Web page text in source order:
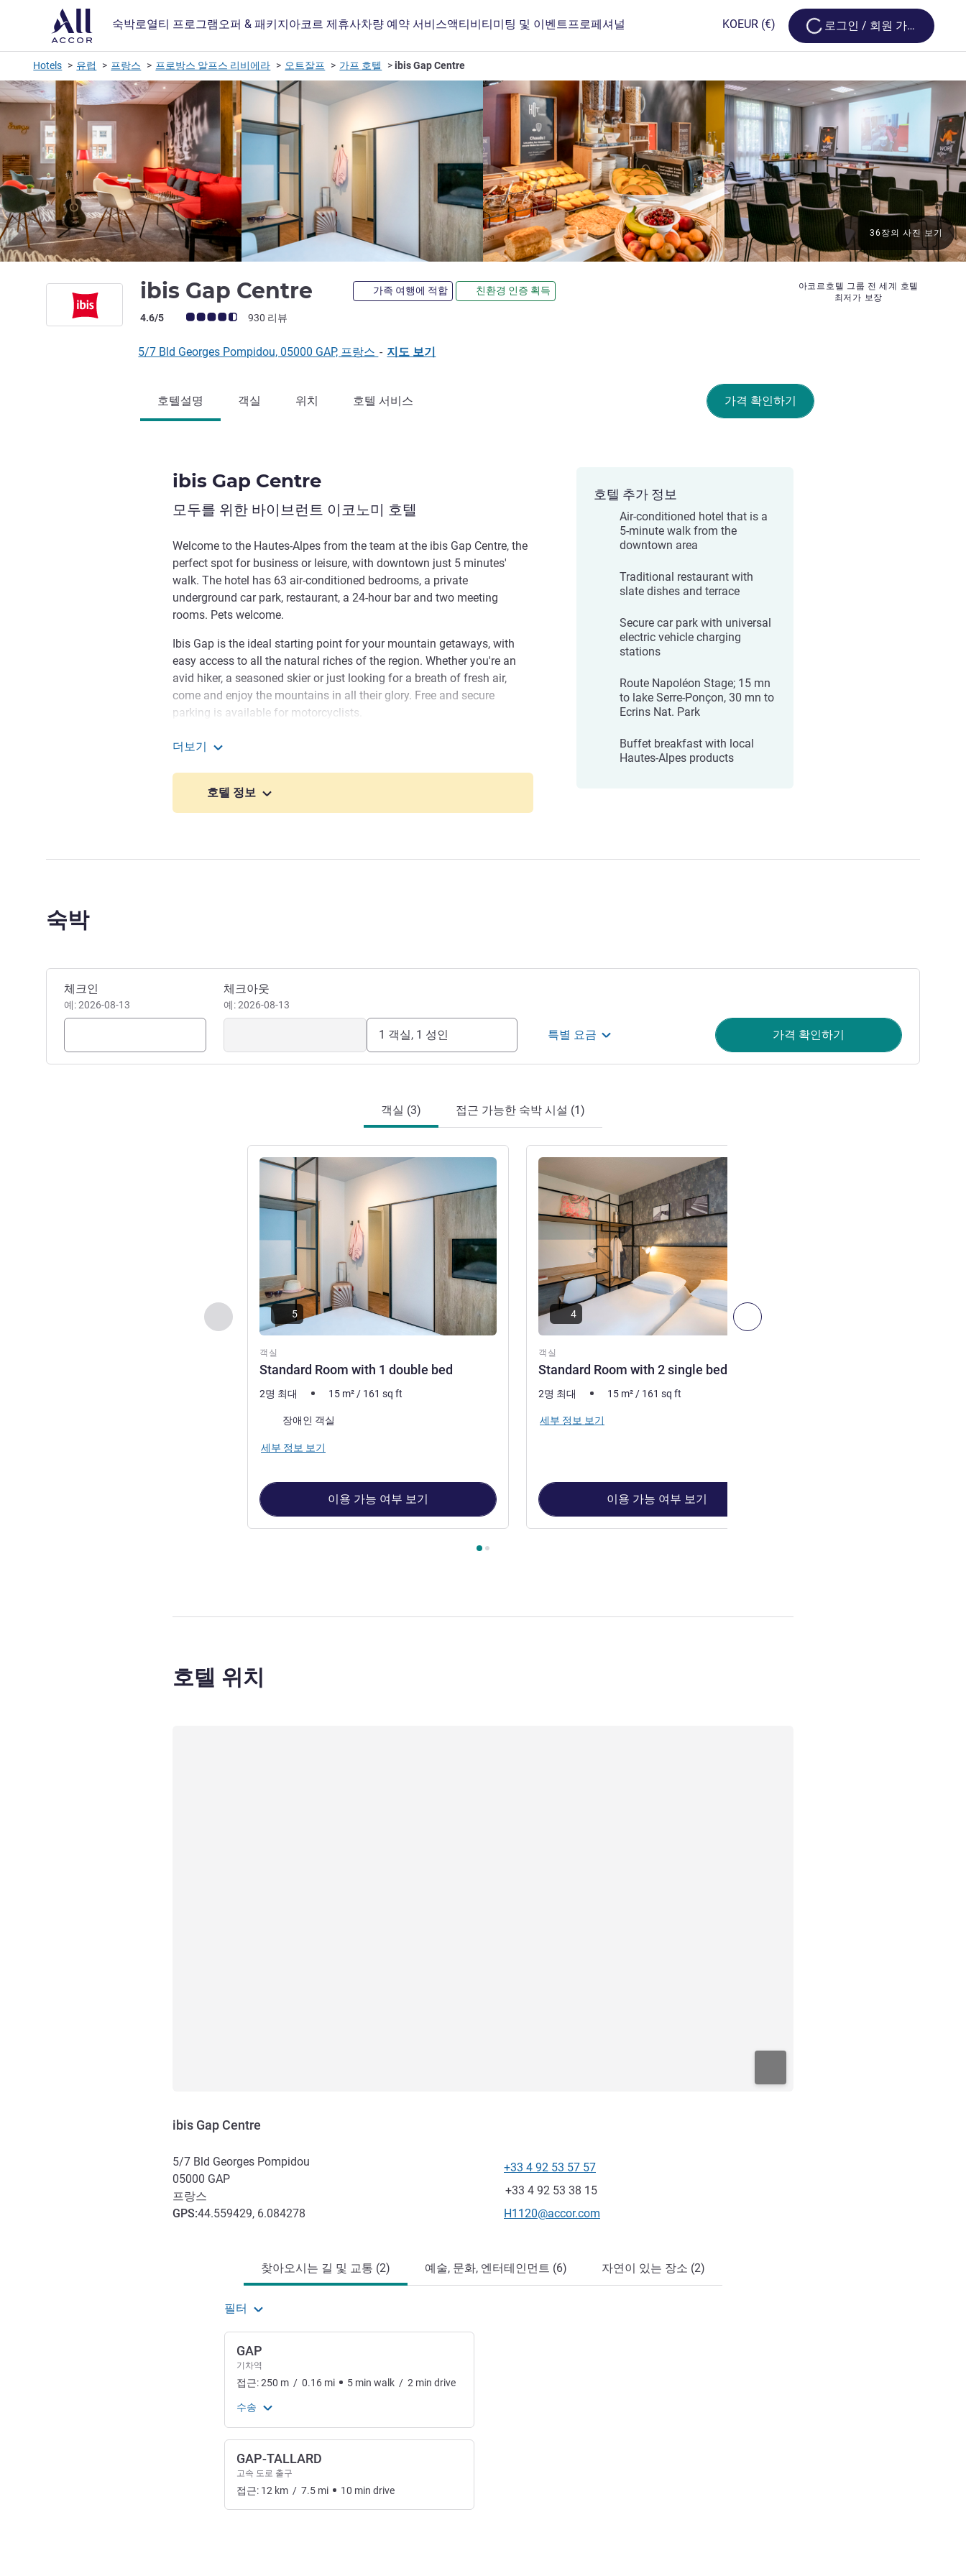
숙박로열티 프로그램 오퍼 & 패키지아코르 제휴사차량 예약 서비스액티비티미팅 및 이벤트 프로페셔널 KOEUR (€) Loading...
로그인 / 회원 가입
Hotels 유럽 프랑스 프로방스 알프스 리비에라 오트잘프 가프 호텔 ibis Gap Centre
ibis Gap Centre 가족 여행에 적합 친환경 인증 획득
고객 평점 (ALL 평가)
4.6/5 930 리뷰
아코르호텔 그룹 전 세계 호텔
최저가 보장
36장의 사진 보기
5/7 Bld Georges Pompidou, 05000 GAP, 프랑스 - 지도 보기
가격 확인하기
호텔설명 객실 위치 호텔 서비스
ibis Gap Centre
모두를 위한 바이브런트 이코노미 호텔
Welcome to the Hautes-Alpes from the team at the ibis Gap Centre, the
perfect spot for business or leisure, with downtown just 5 minutes'
walk. The hotel has 63 air-conditioned bedrooms, a private
underground car park, restaurant, a 24-hour bar and two meeting
rooms. Pets welcome.
Ibis Gap is the ideal starting point for your mountain getaways, with
easy access to all the natural riches of the region. Whether you're an
avid hiker, a seasoned skier or just looking for a breath of fresh air,
come and enjoy the mountains in all their glory. Free and secure
parking is available for motorcyclists.
The ice rink is next to the hotel, ski resorts Laye and Gap Bayard are 15
drive. Walking and hiking routes on the city outskirts.
Loreleï RAHARISONDRAIBE 호텔 관리
더보기
호텔 정보
호텔 추가 정보
Air-conditioned hotel that is a
5-minute walk from the
downtown area
Traditional restaurant with
slate dishes and terrace
Secure car park with universal
electric vehicle charging
stations
Route Napoléon Stage; 15 mn
to lake Serre-Ponçon, 30 mn to
Ecrins Nat. Park
Buffet breakfast with local
Hautes-Alpes products
숙박
이 호텔 예약하기
체크인
예: 2026-08-13
체크아웃
예: 2026-08-13
1 객실, 1 성인 특별 요금 가격 확인하기
객실 (3) 접근 가능한 숙박 시설 (1)
이전 - 객실 다음 - 객실
객실
Standard Room with 1 double bed
세부 정보 보기
5
2명 최대 15 m² / 161 sq ft
장애인 객실
세부 정보 보기
이용 가능 여부 보기
객실
Standard Room with 2 single beds
세부 정보 보기
4
2명 최대 15 m² / 161 sq ft
세부 정보 보기
이용 가능 여부 보기
호텔 위치
ibis Gap Centre
5/7 Bld Georges Pompidou
05000 GAP
프랑스
GPS:44.559429, 6.084278
전화
+33 4 92 53 57 57
팩스
+33 4 92 53 38 15
E-mail
H1120@accor.com
찾아오시는 길 및 교통 (2) 예술, 문화, 엔터테인먼트 (6) 자연이 있는 장소 (2)
필터
GAP
기차역
접근:250 m / 0.16 mi 5 min walk / 2 min drive
수송
GAP-TALLARD
고속 도로 출구
접근: 12 km / 7.5 mi 10 min drive